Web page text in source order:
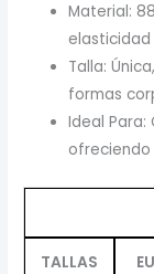
Material:
Talla:
formas
Ideal Para:
TALLAS EU